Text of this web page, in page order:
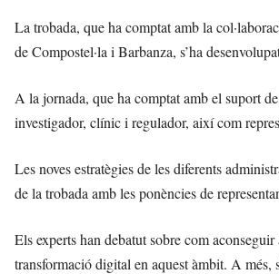
La trobada, que ha comptat amb la
de Compostel·la i Barbanza, s’ha
A la jornada, que ha comptat amb el suport
investigador, clínic i regulador, així com
Les noves estratègies de les diferents
de la trobada amb les ponències de
Els experts han debatut sobre com
transformació digital en aquest àmbit. A més,